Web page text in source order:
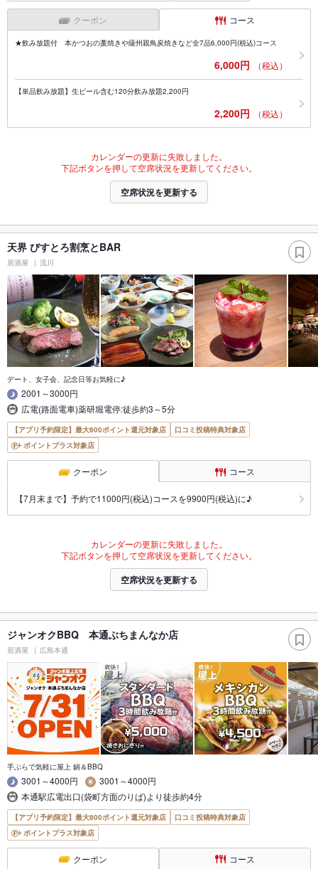
クーポン コース
★飲み放題付 本かつおの藁焼きや薩州親鳥炭焼きなど全7品6,000円(税込)コース
6,000円 （税込）
【単品飲み放題】生ビール含む120分飲み放題2,200円
2,200円 （税込）
カレンダーの更新に失敗しました。
下記ボタンを押して空席状況を更新してください。
空席状況を更新する
天界 びすとろ割烹とBAR
居酒屋 流川
デート、女子会、記念日等お気軽に♪
2001～3000円
広電(路面電車)薬研堀電停:徒歩約3～5分
【アプリ予約限定】最大800ポイント還元対象店
口コミ投稿特典対象店
ポイントプラス対象店
クーポン コース
【7月末まで】予約で11000円(税込)コースを9900円(税込)に♪
カレンダーの更新に失敗しました。
下記ボタンを押して空席状況を更新してください。
空席状況を更新する
ジャンオクBBQ 本通ぶちまんなか店
居酒屋 広島本通
手ぶらで気軽に屋上 鍋＆BBQ
3001～4000円
3001～4000円
本通駅広電出口(袋町方面のりば)より徒歩約4分
【アプリ予約限定】最大800ポイント還元対象店
口コミ投稿特典対象店
ポイントプラス対象店
クーポン コース